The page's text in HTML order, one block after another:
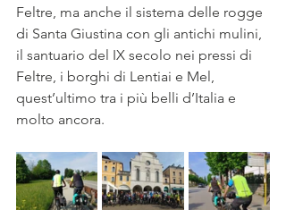
Feltre, ma anche il sistema delle rogge
di Santa Giustina con gli antichi mulini,
il santuario del IX secolo nei pressi di
Feltre, i borghi di Lentiai e Mel,
quest’ultimo tra i più belli d’Italia e
molto ancora.